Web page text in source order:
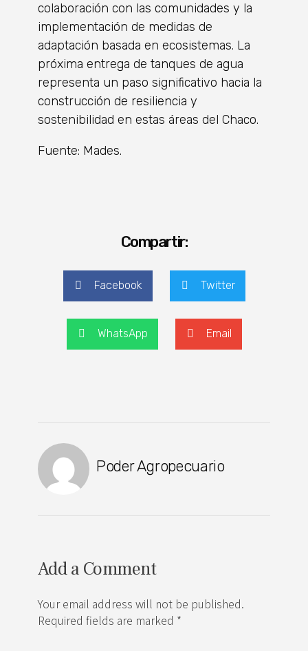
colaboración con las comunidades y la
implementación de medidas de
adaptación basada en ecosistemas. La
próxima entrega de tanques de agua
representa un paso significativo hacia la
construcción de resiliencia y
sostenibilidad en estas áreas del Chaco.
Fuente: Mades.
Compartir:
Facebook Twitter
WhatsApp Email
Poder Agropecuario
Add a Comment
Your email address will not be published.
Required fields are marked *